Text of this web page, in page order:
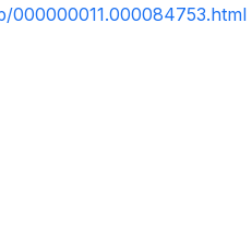
000000011.000084753.html